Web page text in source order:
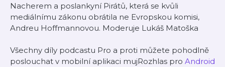
Nacherem a poslankyní Pirátů, která se kvůli
mediálnímu zákonu obrátila ne Evropskou komisi,
Andreu Hoffmannovou. Moderuje Lukáš Matoška
Všechny díly podcastu Pro a proti můžete pohodlně
poslouchat v mobilní aplikaci mujRozhlas pro Android